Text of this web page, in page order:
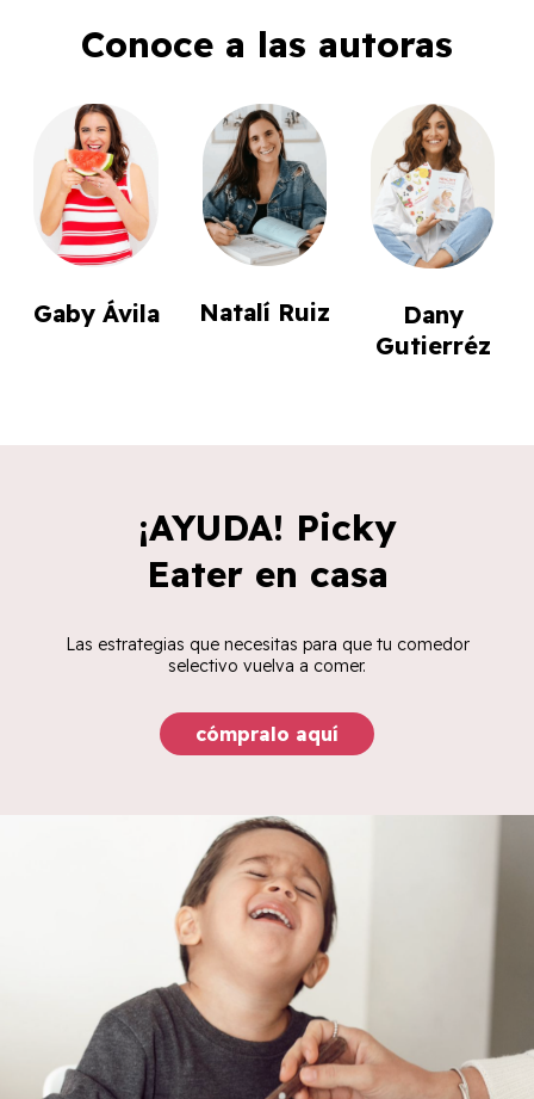
Conoce a las autoras
Gaby Ávila Natalí Ruiz
Dany
Gutierréz
¡AYUDA! Picky
Eater en casa
Las estrategias que necesitas para que tu comedor
selectivo vuelva a comer.
cómpralo aquí